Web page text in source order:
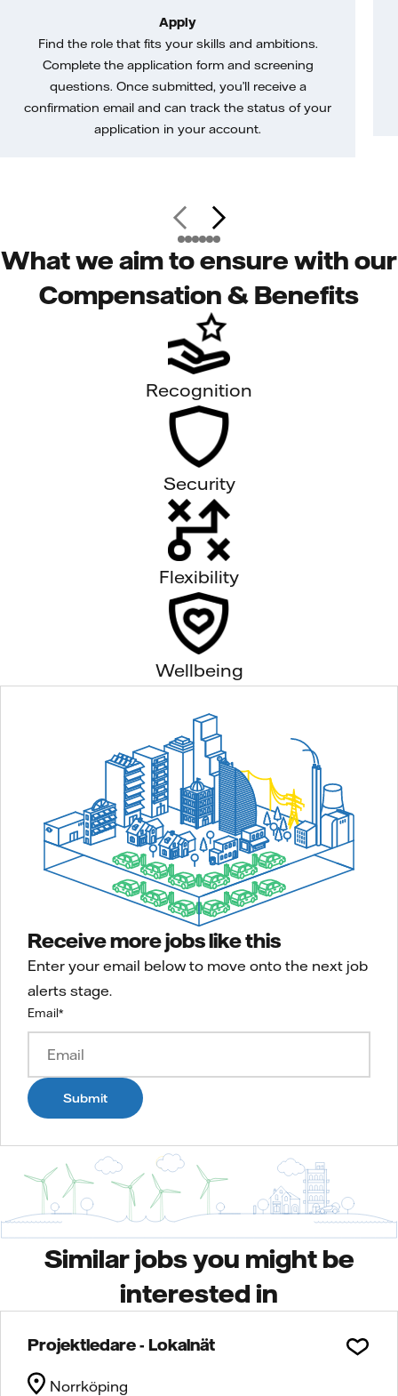
Apply
Find the role that fits your skills and ambitions.
Complete the application form and screening
questions. Once submitted, you’ll receive a
confirmation email and can track the status of your
application in your account.
What we aim to ensure with our
Compensation & Benefits
Recognition
Security
Flexibility
Wellbeing
Receive more jobs like this
Enter your email below to move onto the next job
alerts stage.
Email*
Submit
Similar jobs you might be
interested in
Projektledare - Lokalnät
Norrköping